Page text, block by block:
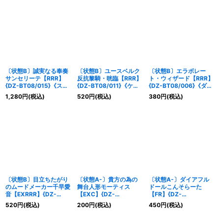
〔状態B〕誠実なる奉奏
サンセリーテ【RRR】
{DZ-BT08/015}《スト
イケイア》
1,280円(税込)
〔状態B〕ユースベルク
反抗黎騎・晄臨【RRR】
{DZ-BT08/011}《ケテ
ルサンクチュアリ》
520円(税込)
〔状態B〕エラボレー
ト・ウィザード【RRR】
{DZ-BT08/006}《ダー
クステイツ》
380円(税込)
〔状態B〕目立ちたがり
のムードメーカー千早愛
音【EXRRR】{DZ-
BT08/EX05}
《BanGDream!》
520円(税込)
〔状態A-〕貴方の為の
舞台人形モーティス
【EXC】{DZ-
BT08/EX23}
《BanGDream!》
200円(税込)
〔状態A-〕ダイアフル
ドールこんそらーた
【FR】{DZ-
BT08/FR11}《ダークス
テイツ》
450円(税込)